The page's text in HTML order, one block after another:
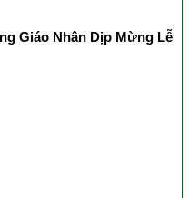
Giáo Nhân Dịp Mừng Lễ